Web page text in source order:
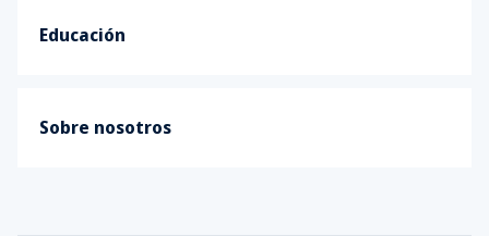
Educación
Sobre nosotros